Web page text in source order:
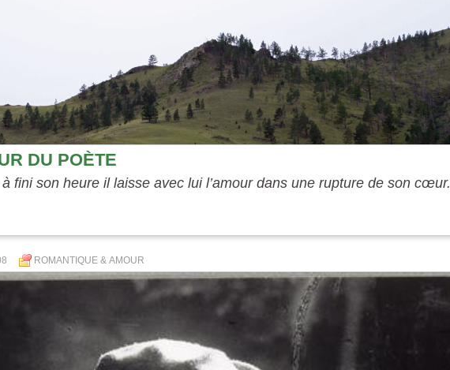
DU POÈTE
fini son heure il laisse avec lui l’amour dans une rupture de son cœur.
ROMANTIQUE & AMOUR